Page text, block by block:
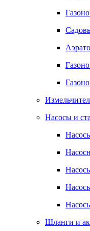
Насосы и
Шланги и